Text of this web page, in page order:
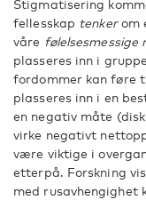
Stigmatisering
fellesskap tenkerom
våre følelsesmessige
plasseres inn i
fordommer kan føre
plasseres inn i en
en negativ måte
virke negativt
være viktige i
etterpå. Forskning
med rusavhengighet